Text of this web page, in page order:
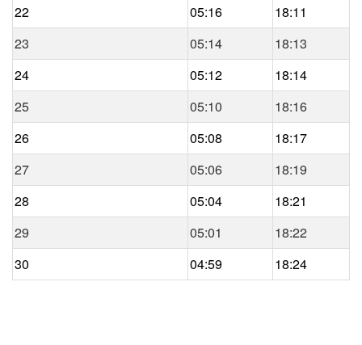
22
05:16
18:11
23
05:14
18:13
24
05:12
18:14
25
05:10
18:16
26
05:08
18:17
27
05:06
18:19
28
05:04
18:21
29
05:01
18:22
30
04:59 18:24